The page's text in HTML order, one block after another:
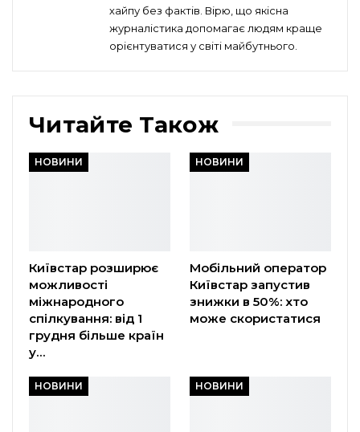
хайпу без фактів. Вірю, що якісна
журналістика допомагає людям краще
орієнтуватися у світі майбутнього.
Читайте Також
НОВИНИ
Київстар розширює
можливості
міжнародного
спілкування: від 1
грудня більше країн
у…
НОВИНИ
Мобільний оператор
Київстар запустив
знижки в 50%: хто
може скористатися
НОВИНИ НОВИНИ